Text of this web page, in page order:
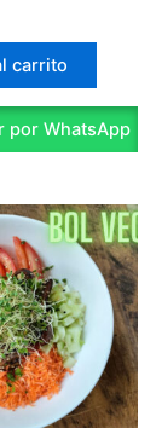
carrito
por WhatsApp